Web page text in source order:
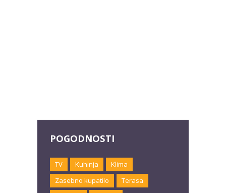
POGODNOSTI
TV Kuhinja
Klima
Zasebno kupatilo
Terasa